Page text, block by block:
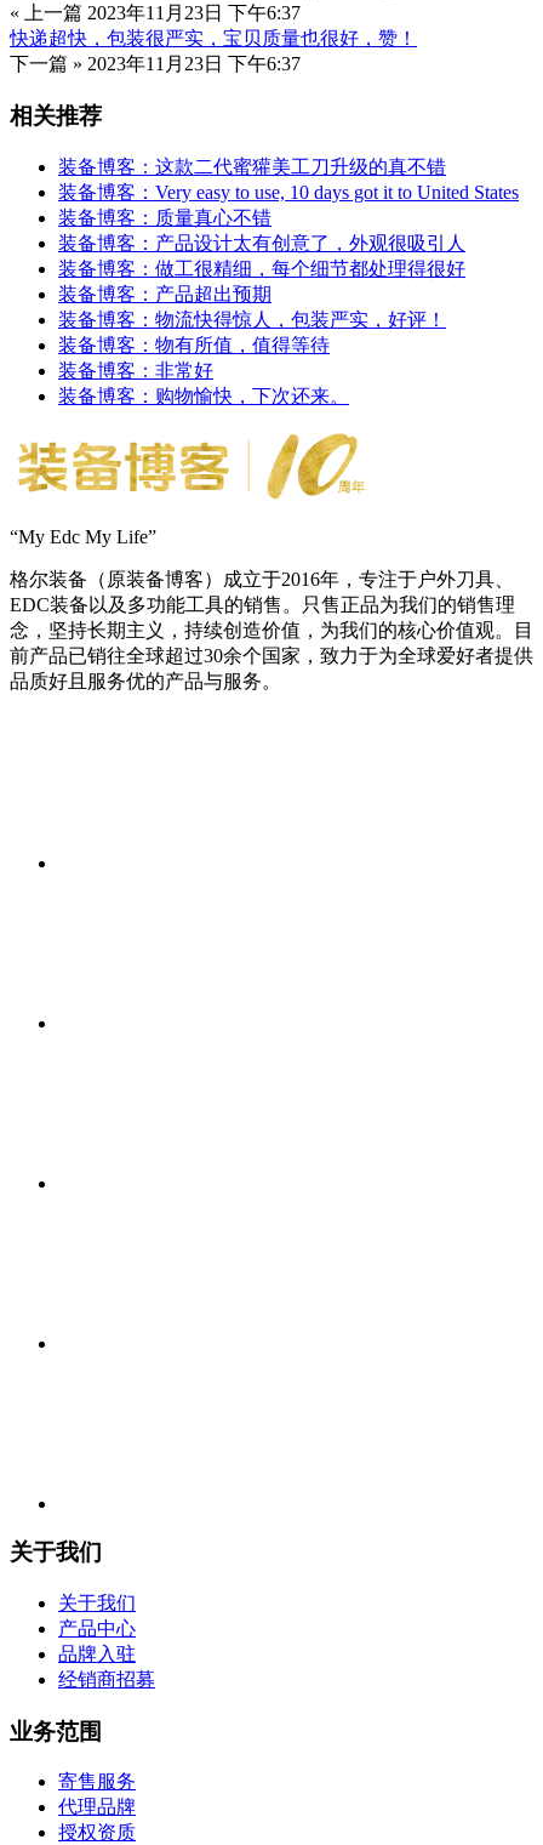
« 上一篇 2023年11月23日 下午6:37
快递超快，包装很严实，宝贝质量也很好，赞！
下一篇 » 2023年11月23日 下午6:37
相关推荐
装备博客：这款二代蜜獾美工刀升级的真不错
装备博客：Very easy to use, 10 days got it to United States
装备博客：质量真心不错
装备博客：产品设计太有创意了，外观很吸引人
装备博客：做工很精细，每个细节都处理得很好
装备博客：产品超出预期
装备博客：物流快得惊人，包装严实，好评！
装备博客：物有所值，值得等待
装备博客：非常好
装备博客：购物愉快，下次还来。
“My Edc My Life”
格尔装备（原装备博客）成立于2016年，专注于户外刀具、
EDC装备以及多功能工具的销售。只售正品为我们的销售理
念，坚持长期主义，持续创造价值，为我们的核心价值观。目
前产品已销往全球超过30余个国家，致力于为全球爱好者提供
品质好且服务优的产品与服务。
关于我们
关于我们
产品中心
品牌入驻
经销商招募
业务范围
寄售服务
代理品牌
授权资质